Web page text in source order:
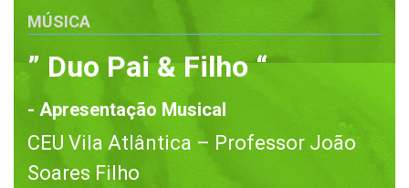
MÚSICA
” Duo Pai & Filho “
- Apresentação Musical
CEU Vila Atlântica – Professor João
Soares Filho